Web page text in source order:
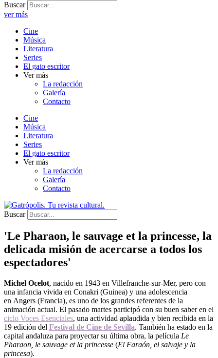
Buscar
ver más
Cine
Música
Literatura
Series
El gato escritor
Ver más
La redacción
Galería
Contacto
Cine
Música
Literatura
Series
El gato escritor
Ver más
La redacción
Galería
Contacto
Buscar
'Le Pharaon, le sauvage et la princesse, la
delicada misión de acercarse a todos los
espectadores'
Michel Ocelot, nacido en 1943 en Villefranche-sur-Mer, pero con
una infancia vivida en Conakri (Guinea) y una adolescencia
en Angers (Francia), es uno de los grandes referentes de la
animación actual. El pasado martes participó con su buen saber en el
ciclo Voces Esenciales, una actividad aplaudida y bien recibida en la
19 edición del Festival de Cine de Sevilla. También ha estado en la
capital andaluza para proyectar su última obra, la película Le
Pharaon, le sauvage et la princesse (El Faraón, el salvaje y la
princesa).